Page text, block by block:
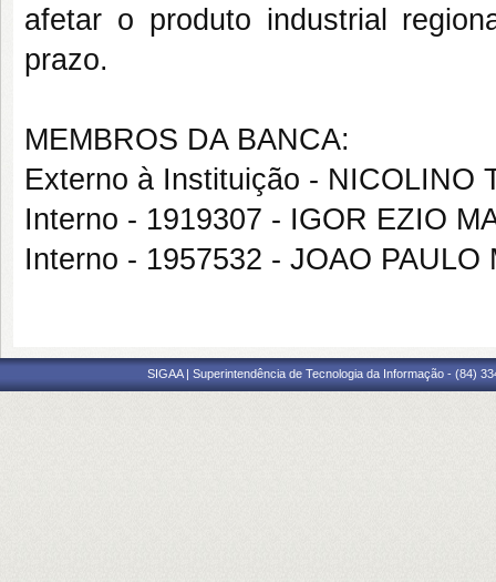
afetar o produto industrial
prazo.
MEMBROS DA BANCA:
Externo à Instituição - NICOLINO
Interno - 1919307 - IGOR EZIO
Interno - 1957532 - JOAO PAULO
SIGAA | Superintendência de Tecnologia da Informação - (84)